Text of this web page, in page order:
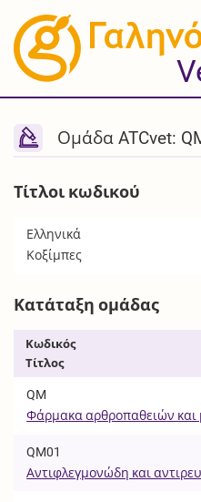
Ομάδα ATCvet:
Τίτλοι κωδικού
Ελληνικά
Κοξίμπες
Κατάταξη ομάδας
Κωδικός
Τίτλος
QM
Φάρμακα αρθροπαθειών
QM01
Αντιφλεγμονώδη και